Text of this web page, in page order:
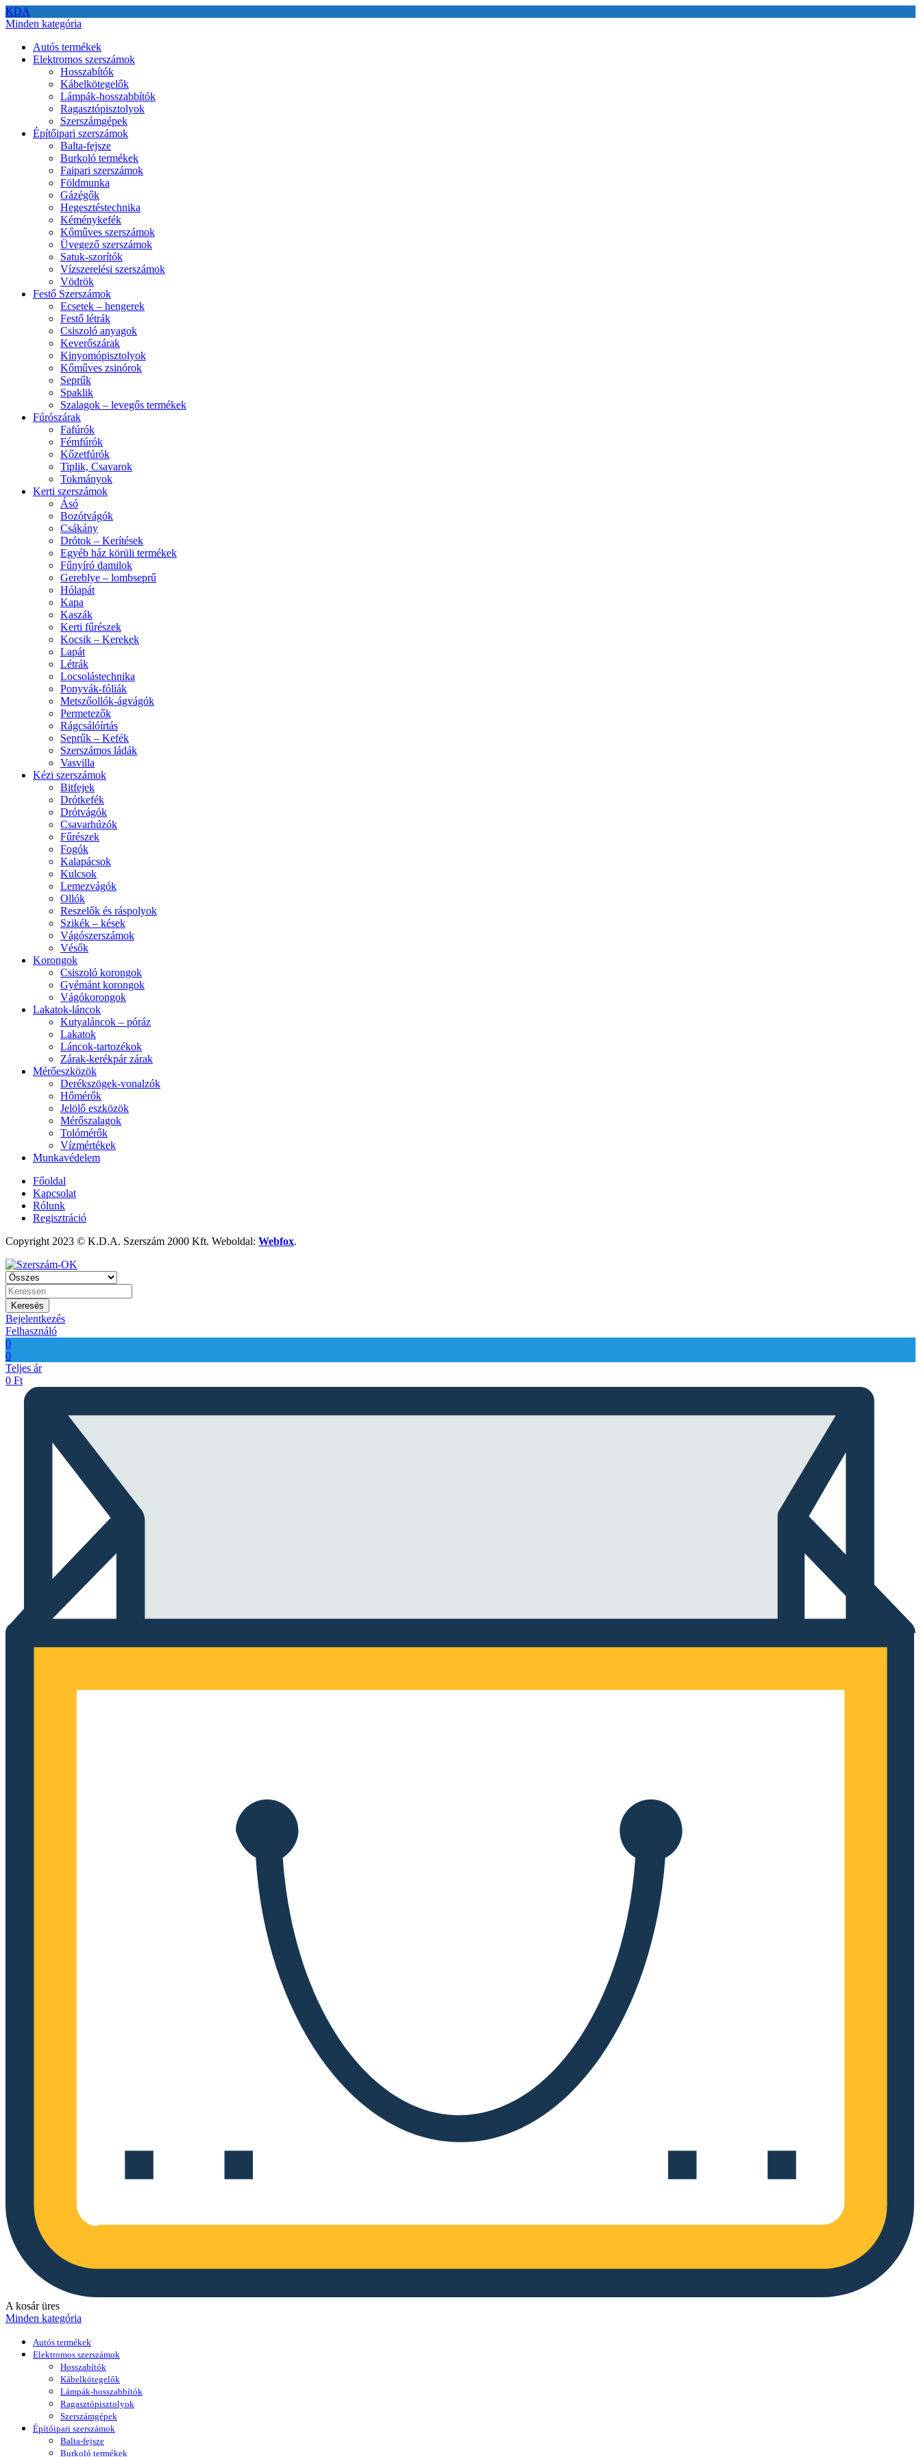
KDA
Minden kategória
Autós termékek
Elektromos szerszámok
Hosszabítók
Kábelkötegelők
Lámpák-hosszabbítók
Ragasztópisztolyok
Szerszámgépek
Építőipari szerszámok
Balta-fejsze
Burkoló termékek
Faipari szerszámok
Földmunka
Gázégők
Hegesztéstechnika
Kéménykefék
Kőműves szerszámok
Üvegező szerszámok
Satuk-szorítók
Vízszerelési szerszámok
Vödrök
Festő Szerszámok
Ecsetek – hengerek
Festő létrák
Csiszoló anyagok
Keverőszárak
Kinyomópisztolyok
Kőműves zsinórok
Seprűk
Spaklik
Szalagok – levegős termékek
Fúrószárak
Fafúrók
Fémfúrók
Kőzetfúrók
Tiplik, Csavarok
Tokmányok
Kerti szerszámok
Ásó
Bozótvágók
Csákány
Drótok – Kerítések
Egyéb ház körüli termékek
Fűnyíró damilok
Gereblye – lombseprű
Hólapát
Kapa
Kaszák
Kerti fűrészek
Kocsik – Kerekek
Lapát
Létrák
Locsolástechnika
Ponyvák-fóliák
Metszőollók-ágvágók
Permetezők
Rágcsálóírtás
Seprűk – Kefék
Szerszámos ládák
Vasvilla
Kézi szerszámok
Bitfejek
Drótkefék
Drótvágók
Csavarhúzók
Fűrészek
Fogók
Kalapácsok
Kulcsok
Lemezvágók
Ollók
Reszelők és ráspolyok
Szikék – kések
Vágószerszámok
Vésők
Korongok
Csiszoló korongok
Gyémánt korongok
Vágókorongok
Lakatok-láncok
Kutyaláncok – póráz
Lakatok
Láncok-tartozékok
Zárak-kerékpár zárak
Mérőeszközök
Derékszögek-vonalzók
Hőmérők
Jelölő eszközök
Mérőszalagok
Tolómérők
Vízmértékek
Munkavédelem
Főoldal
Kapcsolat
Rólunk
Regisztráció
Copyright 2023 © K.D.A. Szerszám 2000 Kft. Weboldal: Webfox.
Keresés
Bejelentkezés
Felhasználó
0
0
Teljes ár
0 Ft
A kosár üres
Minden kategória
Autós termékek
Elektromos szerszámok
Hosszabítók
Kábelkötegelők
Lámpák-hosszabbítók
Ragasztópisztolyok
Szerszámgépek
Építőipari szerszámok
Balta-fejsze
Burkoló termékek